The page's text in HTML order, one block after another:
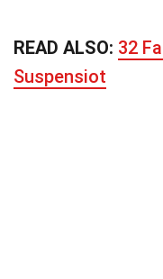
READ ALSO: 32
Suspensiot